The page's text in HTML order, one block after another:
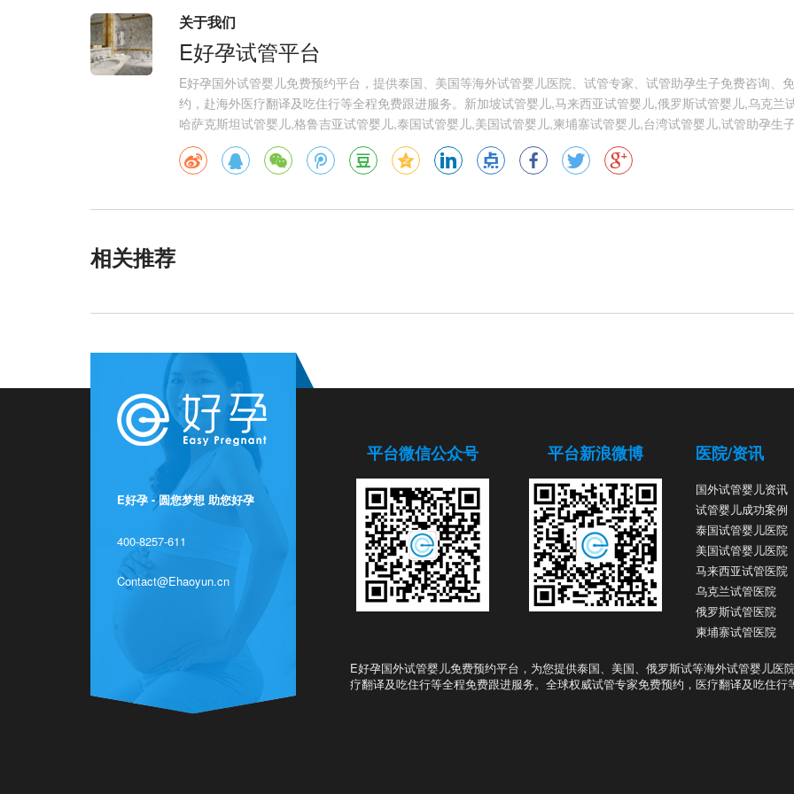
关于我们
E好孕试管平台
E好孕国外试管婴儿免费预约平台，提供泰国、美国等海外试管婴儿医院、试管专家、试管助孕生子免费咨询、
约，赴海外医疗翻译及吃住行等全程免费跟进服务。新加坡试管婴儿,马来西亚试管婴儿,俄罗斯试管婴儿,乌克兰
哈萨克斯坦试管婴儿,格鲁吉亚试管婴儿,泰国试管婴儿,美国试管婴儿,柬埔寨试管婴儿,台湾试管婴儿,试管助孕生子
相关推荐
E好孕 - 圆您梦想 助您好孕
400-8257-611
Contact@Ehaoyun.cn
平台微信公众号 平台新浪微博 医院/资讯
国外试管婴儿资讯
试管婴儿成功案例
泰国试管婴儿医院
美国试管婴儿医院
马来西亚试管医院
乌克兰试管医院
俄罗斯试管医院
柬埔寨试管医院
E好孕国外试管婴儿免费预约平台，为您提供泰国、美国、俄罗斯试等海外试管婴儿
疗翻译及吃住行等全程免费跟进服务。全球权威试管专家免费预约，医疗翻译及吃住行